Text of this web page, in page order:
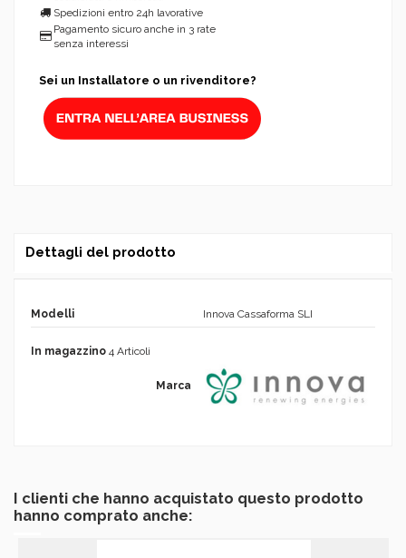
Spedizioni entro 24h lavorative
Pagamento sicuro anche in 3 rate
senza interessi
Sei un Installatore o un rivenditore?
Dettagli del prodotto
Modelli Innova Cassaforma SLI
Marca
In magazzino 4 Articoli
I clienti che hanno acquistato questo prodotto
hanno comprato anche: